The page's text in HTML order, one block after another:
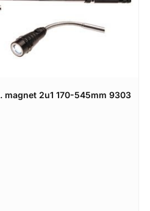
magnet 2u1 170-545mm 9303